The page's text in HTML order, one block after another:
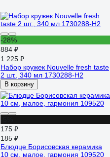
-28%
884 ₽
1 225 ₽
Набор кружек Nouvelle fresh taste
2 шт., 340 мл 1730288-Н2
В корзину
175 ₽
185 ₽
Блюдце Борисовская керамика
10 см, малое, гармония 109520